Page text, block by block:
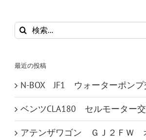
検
索
最近の投稿
N-BOX JF1 ウォーターポンプ
ベンツCLA180 セルモーター
アテンザワゴン ＧＪ２ＦＷ